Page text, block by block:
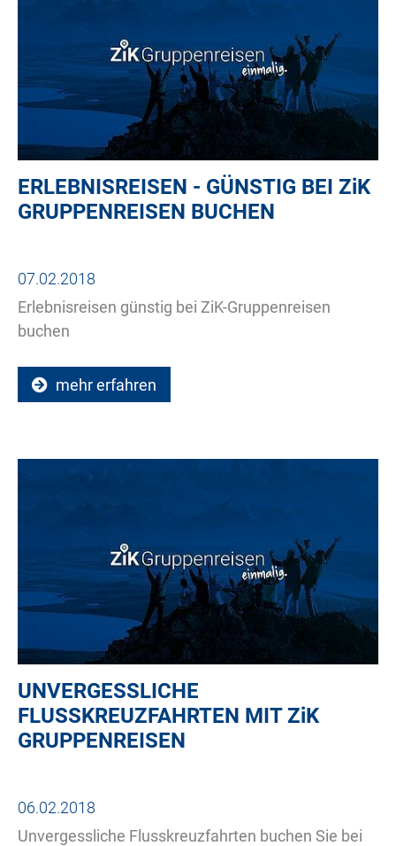
ERLEBNISREISEN - GÜNSTIG BEI ZiK
GRUPPENREISEN BUCHEN
07.02.2018
Erlebnisreisen günstig bei ZiK-Gruppenreisen
buchen
mehr erfahren
UNVERGESSLICHE
FLUSSKREUZFAHRTEN MITZiK
GRUPPENREISEN
06.02.2018
Unvergessliche Flusskreuzfahrten buchen Sie bei